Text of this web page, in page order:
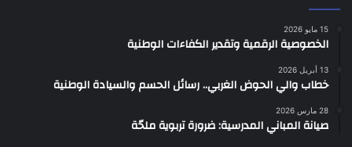
15 مايو 2026
الخصوصية الرقمية وتقدير الكفاءات الوطنية
13 أبريل 2026
خطاب والي الحوض الغربي.. رسائل الحسم والسيادة الوطنية
28 مارس 2026
صيانة المباني المدرسية: ضرورة تربوية ملحّة